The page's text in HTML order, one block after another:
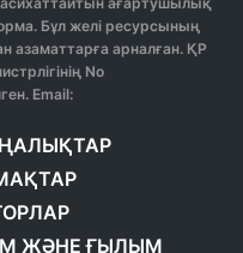
Бұл желі ресурсының
азаматтарға арналған. ҚР
No
Email:
ЖӘНЕ ҒЫЛЫМ